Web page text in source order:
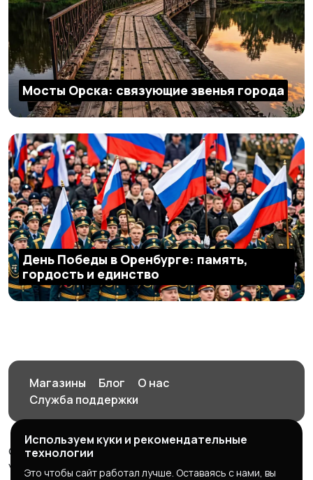
Мосты Орска: связующие звенья города
День Победы в Оренбурге: память,
гордость и единство
Магазины Блог
О нас
Служба поддержки
© 2026 Орен-АЙ - Авто | Недвижимость | Работа |
Услуги
Используем куки и рекомендательные
технологии
Это чтобы сайт работал лучше. Оставаясь с нами, вы